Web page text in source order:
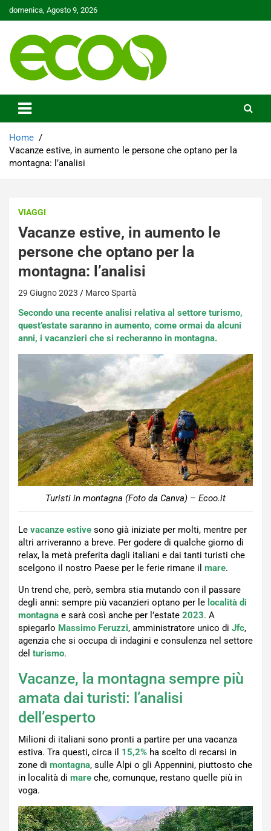
Skip
to
domenica, Agosto 9, 2026
Ecoo.it
Home
Vacanze estive, in aumento le persone che optano per la
montagna: l’analisi
VIAGGI
Vacanze estive, in aumento le
persone che optano per la
montagna: l’analisi
29 Giugno 2023 Marco Spartà
Secondo una recente analisi relativa al settore turismo,
quest’estate saranno in aumento, come ormai da alcuni
anni, i vacanzieri che si recheranno in montagna.
Turisti in montagna (Foto da Canva) – Ecoo.it
Le vacanze estive sono già iniziate per molti, mentre per
altri arriveranno a breve. Per godere di qualche giorno di
relax, la metà preferita dagli italiani e dai tanti turisti che
scelgono il nostro Paese per le ferie rimane il mare.
Un trend che, però, sembra stia mutando con il passare
degli anni: sempre più vacanzieri optano per le località di
montagna e sarà così anche per l’estate 2023. A
spiegarlo Massimo Feruzzi, amministratore unico di Jfc,
agenzia che si occupa di indagini e consulenza nel settore
del turismo.
Vacanze, la montagna sempre più
amata dai turisti: l’analisi
dell’esperto
Milioni di italiani sono pronti a partire per una vacanza
estiva. Tra questi, circa il 15,2% ha scelto di recarsi in
zone di montagna, sulle Alpi o gli Appennini, piuttosto che
in località di mare che, comunque, restano quelle più in
voga.